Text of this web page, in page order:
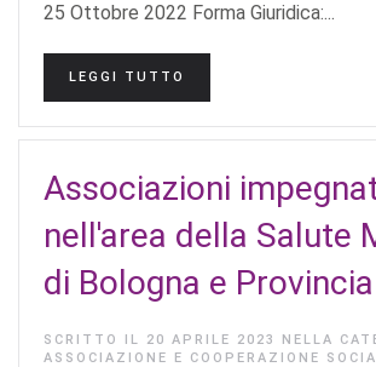
25 Ottobre 2022 Forma Giuridica:...
LEGGI TUTTO
Associazioni
nell'area della Salute
di Bologna e Provincia
SCRITTO IL 20 APRILE 2023
NELLA
ASSOCIAZIONE E COOPERAZIONE